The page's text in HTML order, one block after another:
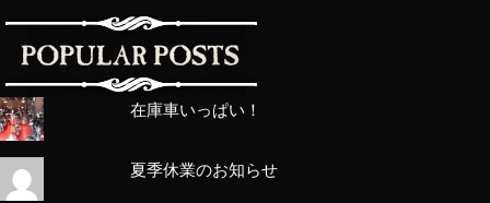
在庫車いっぱい！
夏季休業のお知らせ